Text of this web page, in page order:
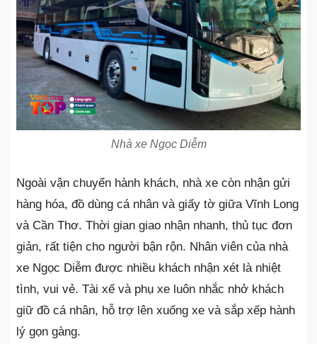
Nhà xe Ngọc Diễm
Ngoài vận chuyển hành khách, nhà xe còn nhận gửi
hàng hóa, đồ dùng cá nhân và giấy tờ giữa Vĩnh Long
và Cần Thơ. Thời gian giao nhận nhanh, thủ tục đơn
giản, rất tiện cho người bận rộn. Nhân viên của nhà
xe Ngọc Diễm được nhiều khách nhận xét là nhiệt
tình, vui vẻ. Tài xế và phụ xe luôn nhắc nhở khách
giữ đồ cá nhân, hỗ trợ lên xuống xe và sắp xếp hành
lý gọn gàng.